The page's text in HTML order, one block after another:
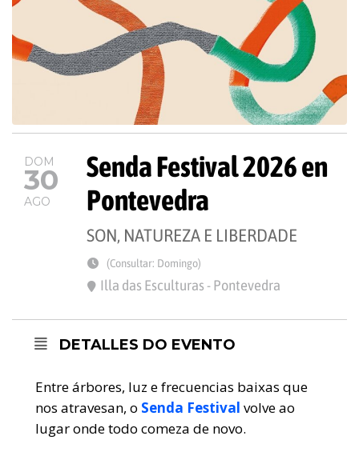
DOM
30
AGO
Senda Festival 2026 en
Pontevedra
SON, NATUREZA E LIBERDADE
(Consultar: Domingo)
Illa das Esculturas - Pontevedra
DETALLES DO EVENTO
Entre árbores, luz e frecuencias baixas que
nos atravesan, o Senda Festival volve ao
lugar onde todo comeza de novo.